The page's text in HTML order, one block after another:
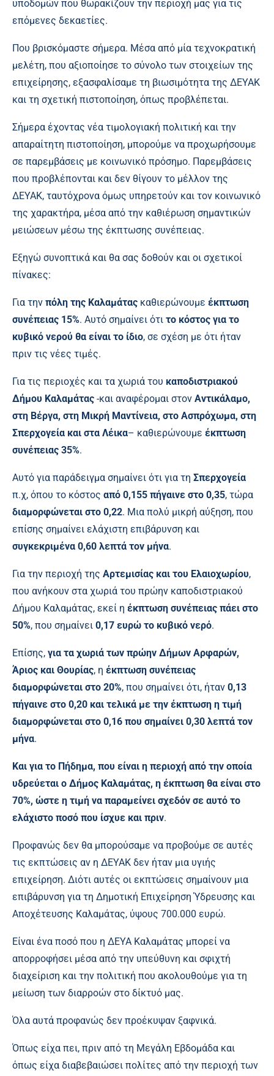
υποδομών που θωρακίζουν την περιοχή μας για τις
επόμενες δεκαετίες.
Που βρισκόμαστε σήμερα. Μέσα από μία τεχνοκρατική
μελέτη, που αξιοποίησε το σύνολο των στοιχείων της
επιχείρησης, εξασφαλίσαμε τη βιωσιμότητα της ΔΕΥΑΚ
και τη σχετική πιστοποίηση, όπως προβλέπεται.
Σήμερα έχοντας νέα τιμολογιακή πολιτική και την
απαραίτητη πιστοποίηση, μπορούμε να προχωρήσουμε
σε παρεμβάσεις με κοινωνικό πρόσημο. Παρεμβάσεις
που προβλέπονται και δεν θίγουν το μέλλον της
ΔΕΥΑΚ, ταυτόχρονα όμως υπηρετούν και τον κοινωνικό
της χαρακτήρα, μέσα από την καθιέρωση σημαντικών
μειώσεων μέσω της έκπτωσης συνέπειας.
Εξηγώ συνοπτικά και θα σας δοθούν και οι σχετικοί
πίνακες:
Για την πόλη της Καλαμάτας καθιερώνουμε έκπτωση
συνέπειας 15%. Αυτό σημαίνει ότι το κόστος για το
κυβικό νερού θα είναι το ίδιο, σε σχέση με ότι ήταν
πριν τις νέες τιμές.
Για τις περιοχές και τα χωριά του καποδιστριακού
Δήμου Καλαμάτας -και αναφέρομαι στον Αντικάλαμο,
στη Βέργα, στη Μικρή Μαντίνεια, στο Ασπρόχωμα, στη
Σπερχογεία και στα Λέικα– καθιερώνουμε έκπτωση
συνέπειας 35%.
Αυτό για παράδειγμα σημαίνει ότι για τη Σπερχογεία
π.χ, όπου το κόστος από 0,155 πήγαινε στο 0,35, τώρα
διαμορφώνεται στο 0,22. Μια πολύ μικρή αύξηση, που
επίσης σημαίνει ελάχιστη επιβάρυνση και
συγκεκριμένα 0,60 λεπτά τον μήνα.
Για την περιοχή της Αρτεμισίας και του Ελαιοχωρίου,
που ανήκουν στα χωριά του πρώην καποδιστριακού
Δήμου Καλαμάτας, εκεί η έκπτωση συνέπειας πάει στο
50%, που σημαίνει 0,17 ευρώ το κυβικό νερό.
Επίσης, για τα χωριά των πρώην Δήμων Αρφαρών,
Άριος και Θουρίας, η έκπτωση συνέπειας
διαμορφώνεται στο 20%, που σημαίνει ότι, ήταν 0,13
πήγαινε στο 0,20 και τελικά με την έκπτωση η τιμή
διαμορφώνεται στο 0,16 που σημαίνει 0,30 λεπτά τον
μήνα.
Και για το Πήδημα, που είναι η περιοχή από την οποία
υδρεύεται ο Δήμος Καλαμάτας, η έκπτωση θα είναι στο
70%, ώστε η τιμή να παραμείνει σχεδόν σε αυτό το
ελάχιστο ποσό που ίσχυε και πριν.
Προφανώς δεν θα μπορούσαμε να προβούμε σε αυτές
τις εκπτώσεις αν η ΔΕΥΑΚ δεν ήταν μια υγιής
επιχείρηση. Διότι αυτές οι εκπτώσεις σημαίνουν μια
επιβάρυνση για τη Δημοτική Επιχείρηση Ύδρευσης και
Αποχέτευσης Καλαμάτας, ύψους 700.000 ευρώ.
Είναι ένα ποσό που η ΔΕΥΑ Καλαμάτας μπορεί να
απορροφήσει μέσα από την υπεύθυνη και σφιχτή
διαχείριση και την πολιτική που ακολουθούμε για τη
μείωση των διαρροών στο δίκτυό μας.
Όλα αυτά προφανώς δεν προέκυψαν ξαφνικά.
Όπως είχα πει, πριν από τη Μεγάλη Εβδομάδα και
όπως είχα διαβεβαιώσει πολίτες από την περιοχή των